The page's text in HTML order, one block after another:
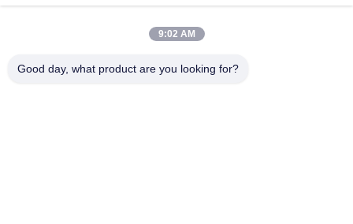
シェンzhen Gold Power Energy Co., Ltdは,中国の主要なバッテリ
イオンバッテリー,LIFEPO4バッテリーを含む様々なバッテリーを
ク.
9:02 AM
Good day, what product are you looking for?